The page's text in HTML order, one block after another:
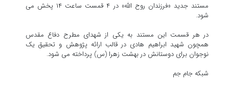
مستند جدید «فرزندان روح الله» در ۴ قمست ساعت ۱۴ پخش می
شود.
در هر قسمت این مستند به یکی از شهدای مطرح دفاع مقدس
همچون شهید ابراهیم هادی در قالب ارائه پژوهش و تحقیق یک
نوجوان برای دوستانش در بهشت زهرا (س) پرداخته می شود.
شبکه جام جم